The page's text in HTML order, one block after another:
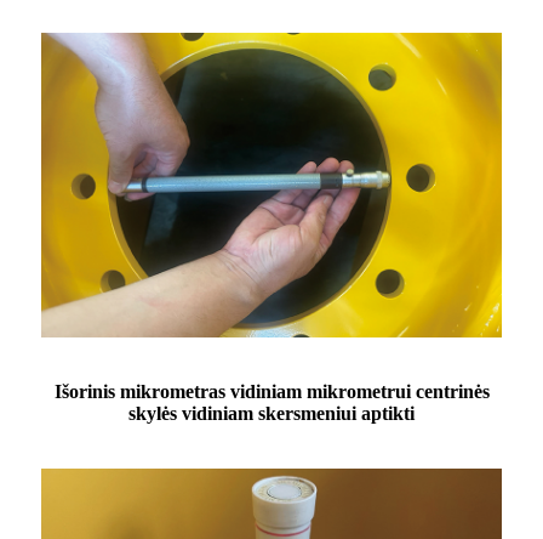
Išorinis mikrometras vidiniam mikrometrui centrinės
skylės vidiniam skersmeniui aptikti